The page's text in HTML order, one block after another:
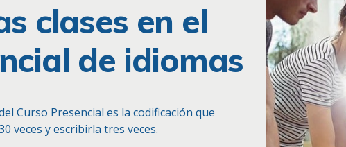
clases en el
de idiomas
Curso Presencial es la codificación que
veces y escribirla tres veces.